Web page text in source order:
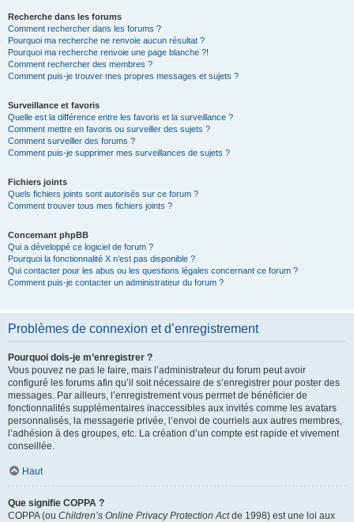
Recherche dans les forums
Comment rechercher dans les forums ?
Pourquoi ma recherche ne renvoie aucun résultat ?
Pourquoi ma recherche renvoie une page blanche ?!
Comment rechercher des membres ?
Comment puis-je trouver mes propres messages et sujets ?
Surveillance et favoris
Quelle est la différence entre les favoris et la surveillance ?
Comment mettre en favoris ou surveiller des sujets ?
Comment surveiller des forums ?
Comment puis-je supprimer mes surveillances de sujets ?
Fichiers joints
Quels fichiers joints sont autorisés sur ce forum ?
Comment trouver tous mes fichiers joints ?
Concernant phpBB
Qui a développé ce logiciel de forum ?
Pourquoi la fonctionnalité X n’est pas disponible ?
Qui contacter pour les abus ou les questions légales concernant ce forum ?
Comment puis-je contacter un administrateur du forum ?
Problèmes de connexion et d’enregistrement
Pourquoi dois-je m’enregistrer ?
Vous pouvez ne pas le faire, mais l’administrateur du forum peut avoir
configuré les forums afin qu’il soit nécessaire de s’enregistrer pour poster des
messages. Par ailleurs, l’enregistrement vous permet de bénéficier de
fonctionnalités supplémentaires inaccessibles aux invités comme les avatars
personnalisés, la messagerie privée, l’envoi de courriels aux autres membres,
l’adhésion à des groupes, etc. La création d’un compte est rapide et vivement
conseillée.
Haut
Que signifie COPPA ?
COPPA (ou Children’s Online Privacy Protection Actde 1998) est une loi aux